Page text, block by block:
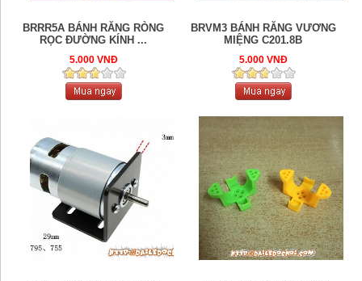
BRRR5A BÁNH RĂNG RÒNG
RỌC ĐƯỜNG KÍNH ...
5.000 VNĐ
BRVM3 BÁNH RĂNG VƯƠNG
MIỆNG C201.8B
5.000 VNĐ